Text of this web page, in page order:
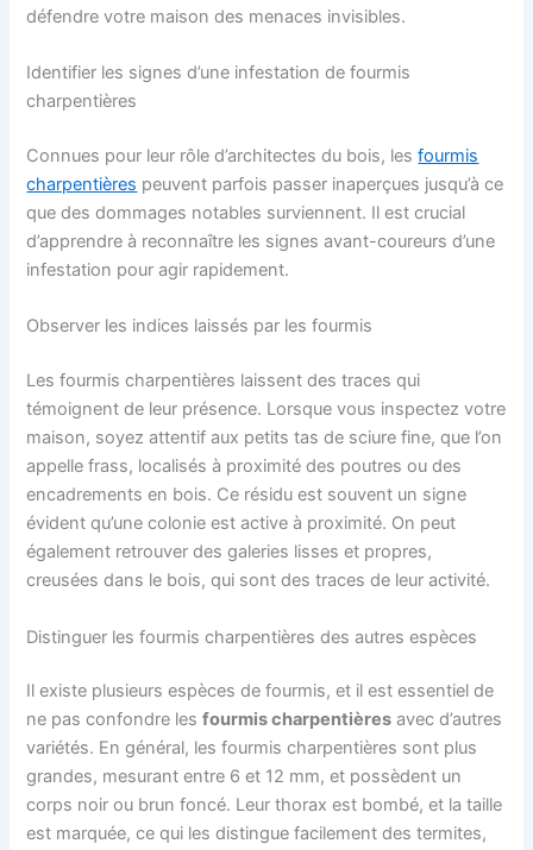
défendre votre maison des menaces invisibles.
Identifier les signes d’une infestation de fourmis
charpentières
Connues pour leur rôle d’architectes du bois, lesfourmis
charpentières peuvent parfois passer inaperçues jusqu’à ce
que des dommages notables surviennent. Il est crucial
d’apprendre à reconnaître les signes avant-coureurs d’une
infestation pour agir rapidement.
Observer les indices laissés par les fourmis
Les fourmis charpentières laissent des traces qui
témoignent de leur présence. Lorsque vous inspectez votre
maison, soyez attentif aux petits tas de sciure fine, que l’on
appelle frass, localisés à proximité des poutres ou des
encadrements en bois. Ce résidu est souvent un signe
évident qu’une colonie est active à proximité. On peut
également retrouver des galeries lisses et propres,
creusées dans le bois, qui sont des traces de leur activité.
Distinguer les fourmis charpentières des autres espèces
Il existe plusieurs espèces de fourmis, et il est essentiel de
ne pas confondre lesfourmis charpentières avec d’autres
variétés. En général, les fourmis charpentières sont plus
grandes, mesurant entre 6 et 12 mm, et possèdent un
corps noir ou brun foncé. Leur thorax est bombé, et la taille
est marquée, ce qui les distingue facilement des termites,